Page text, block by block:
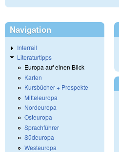
Navigation
Interrail
Literaturtipps
Europa auf einen Blick
Karten
Kursbücher + Prospekte
Mitteleuropa
Nordeuropa
Osteuropa
Sprachführer
Südeuropa
Westeuropa